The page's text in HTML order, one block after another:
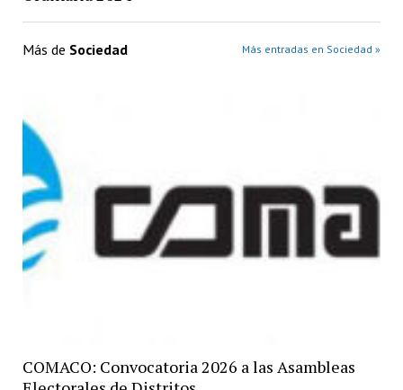
Más de Sociedad Más entradas en Sociedad »
COMACO: Convocatoria 2026 a las Asambleas